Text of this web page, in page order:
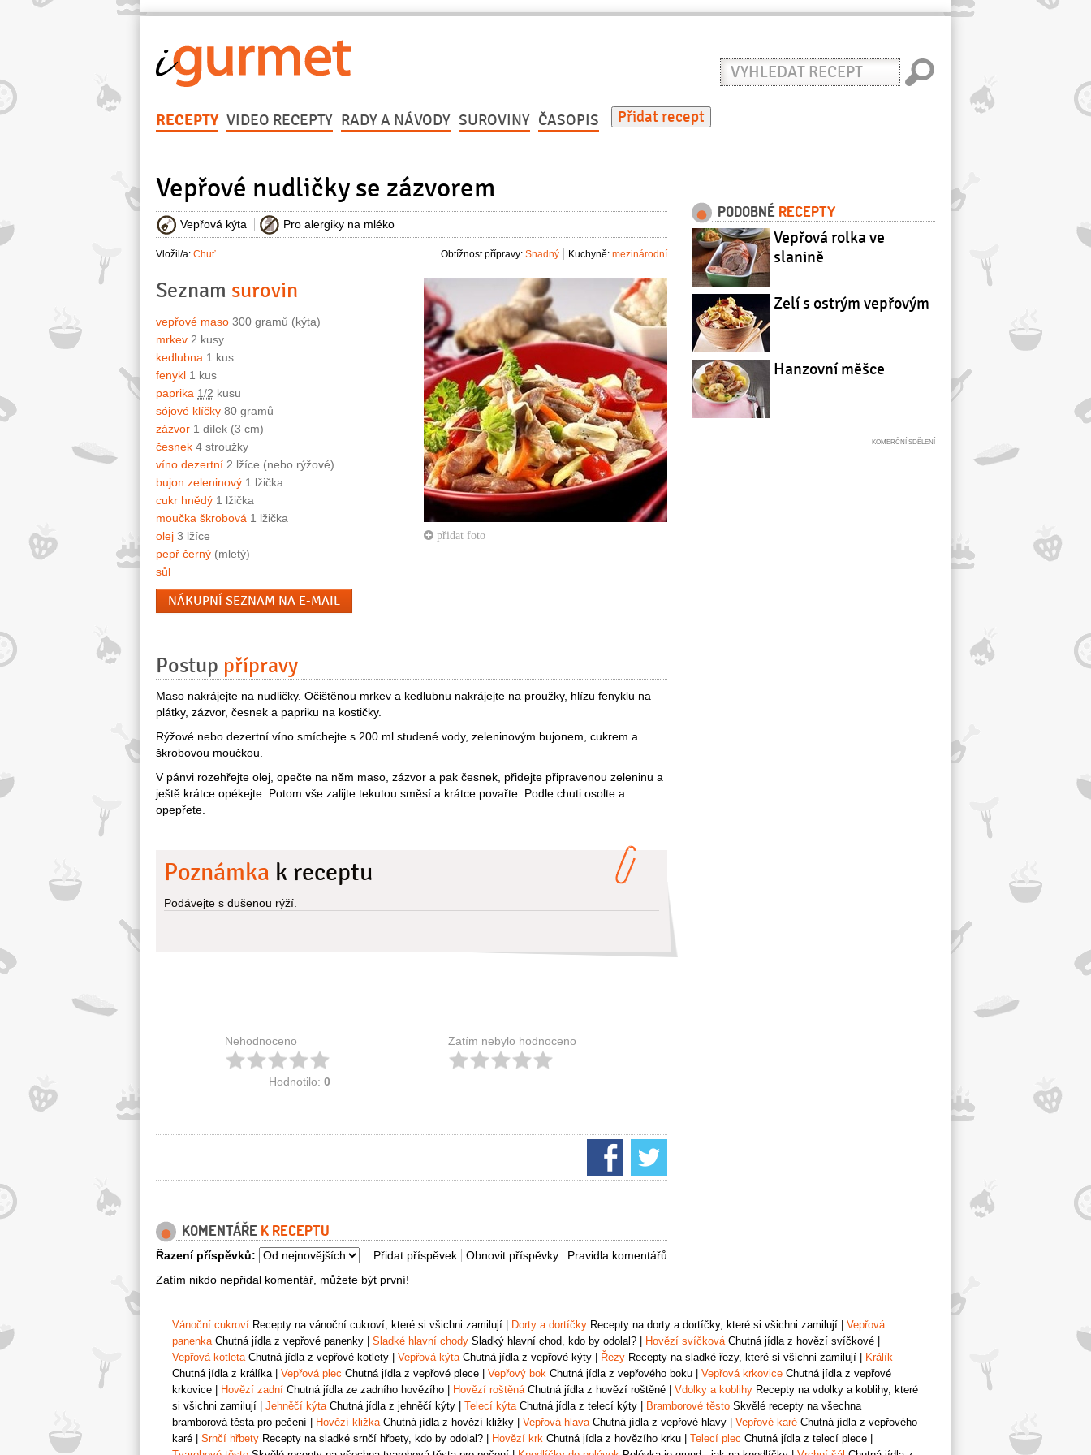
Vyhledat
recept
RECEPTY VIDEO RECEPTY RADY A NÁVODY SUROVINY ČASOPIS Přidat recept
Vepřové nudličky se zázvorem
Vepřová kýta Pro alergiky na mléko
Vložil/a: Chuť Kuchyně: mezinárodní
Obtížnost přípravy: Snadný
přidat foto
Seznam surovin
vepřové maso 300 gramů (kýta)
mrkev 2 kusy
kedlubna 1 kus
fenykl 1 kus
paprika 1/2 kusu
sójové klíčky 80 gramů
zázvor 1 dílek (3 cm)
česnek 4 stroužky
víno dezertní 2 lžíce (nebo rýžové)
bujon zeleninový 1 lžička
cukr hnědý 1 lžička
moučka škrobová 1 lžička
olej 3 lžíce
pepř černý (mletý)
sůl
NÁKUPNÍ SEZNAM NA E-MAIL
Postup přípravy
Maso nakrájejte na nudličky. Očištěnou mrkev a kedlubnu nakrájejte na proužky, hlízu fenyklu na
plátky, zázvor, česnek a papriku na kostičky.
Rýžové nebo dezertní víno smíchejte s 200 ml studené vody, zeleninovým bujonem, cukrem a
škrobovou moučkou.
V pánvi rozehřejte olej, opečte na něm maso, zázvor a pak česnek, přidejte připravenou zeleninu a
ještě krátce opékejte. Potom vše zalijte tekutou směsí a krátce povařte. Podle chuti osolte a
opepřete.
Poznámka k receptu
Podávejte s dušenou rýží.
Nehodnoceno
Hodnotilo: 0
Zatím nebylo hodnoceno
KOMENTÁŘE K RECEPTU
Pravidla komentářů
Obnovit příspěvky
Přidat příspěvek
Řazení příspěvků:
Zatím nikdo nepřidal komentář, můžete být první!
PODOBNÉ RECEPTY
Vepřová rolka ve
slanině
Zelí s ostrým vepřovým
Hanzovní měšce
Vánoční cukroví Recepty na vánoční cukroví, které si všichni zamilují Dorty a dortíčky Recepty na dorty a dortíčky, které si všichni zamilují
Vepřová
panenkaChutná jídla z vepřové panenky Sladké hlavní chody Sladký hlavní chod, kdo by odolal? Hovězí svíčkováChutná jídla z hovězí svíčkové
Vepřová kotletaChutná jídla z vepřové kotlety Vepřová kýtaChutná jídla z vepřové kýty Řezy Recepty na sladké řezy, které si všichni zamilují
Králík
Chutná jídla z králíka| Vepřová plec Chutná jídla z vepřové plece Vepřový bok Chutná jídla z vepřového boku Vepřová krkovice Chutná jídla z vepřové
krkovice
Hovězí zadní Chutná jídla ze zadního hovězího Hovězí roštěnáChutná jídla z hovězí roštěné Vdolky a koblihy Recepty na vdolky a koblihy, které
si všichni zamilují
Jehněčí kýtaChutná jídla z jehněčí kýty Telecí kýtaChutná jídla z telecí kýty Bramborové těsto Skvělé recepty na všechna
bramborová těsta pro pečení
Hovězí kližkaChutná jídla z hovězí kližky Vepřová hlavaChutná jídla z vepřové hlavy Vepřové karé Chutná jídla z vepřového
karé
Srnčí hřbety Recepty na sladké srnčí hřbety, kdo by odolal? Hovězí krk Chutná jídla z hovězího krku Telecí plec Chutná jídla z telecí plece